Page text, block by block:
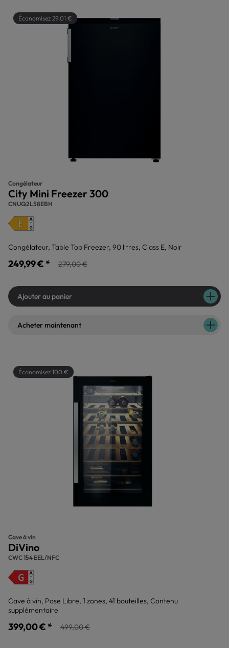
Économisez 29,01 €
Congélateur
City Mini Freezer 300
CNUQ2L58EBH
Congélateur, Table Top Freezer, 90 litres, Class E, Noir
249,99 € * 279,00 €
Ajouter au panier
Acheter maintenant
Économisez 100 €
Cave à vin
DiVino
CWC 154 EEL/NFC
Cave à vin, Pose Libre, 1 zones, 41 bouteilles, Contenu
supplémentaire
399,00 € * 499,00 €